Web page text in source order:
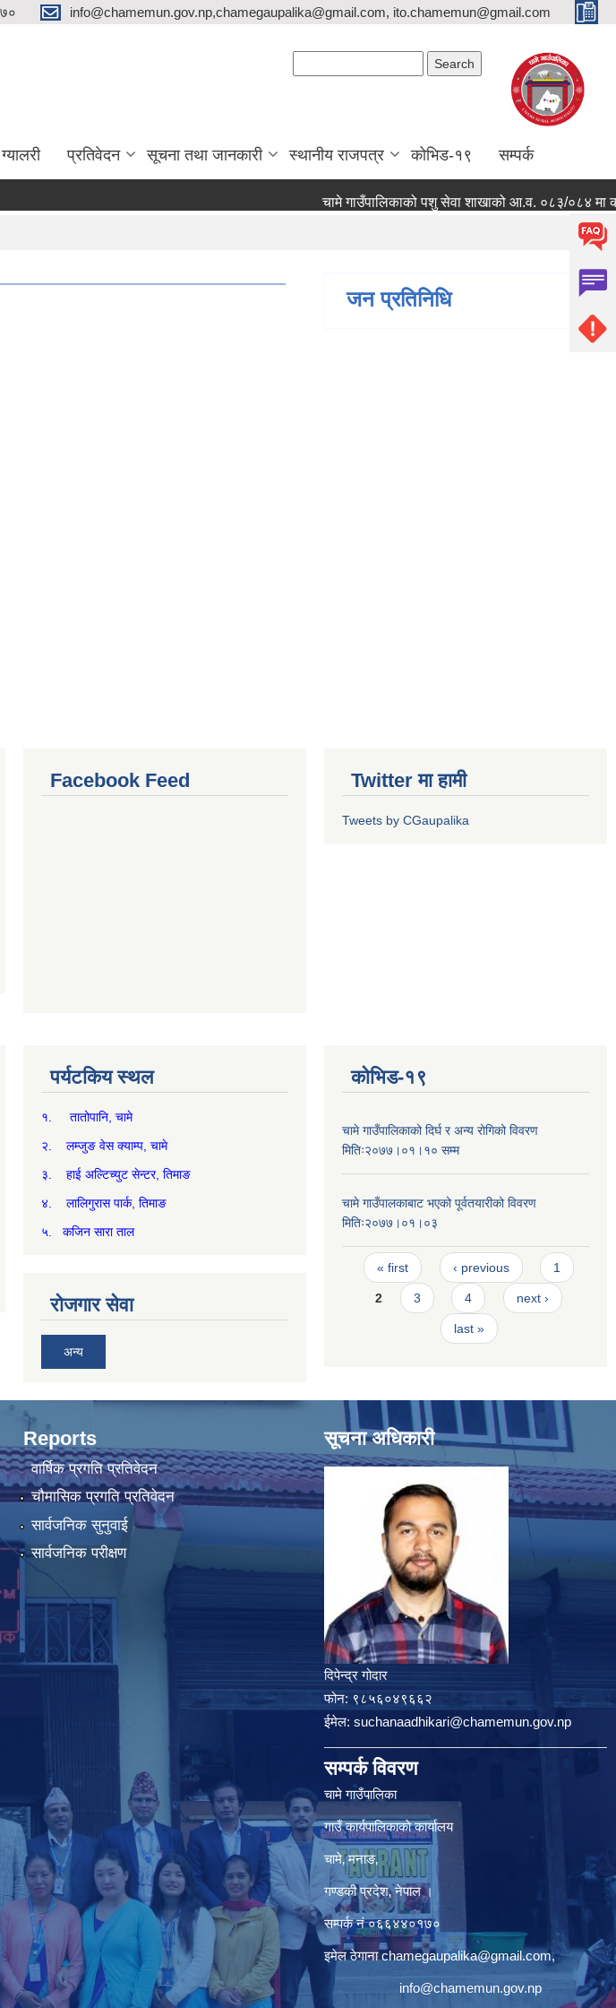
info@chamemun.gov.np,chamegaupalika@gmail.com, ito.chamemun@gmail.com
ग्यालरी प्रतिवेदन सूचना तथा जानकारी स्थानीय राजपत्र कोभिड-१९ सम्पर्क
चामे गाउँपालिकाको पशु सेवा शाखाको आ.व. ०८३/०८४ मा
जन प्रतिनिधि
Facebook Feed Twitter मा हामी
Tweets by CGaupalika
पर्यटकिय स्थल
१. तातोपानि, चामे
२. लम्जुङ वेस क्याम्प, चामे
३. हाई अल्टिच्युट सेन्टर, तिमाङ
४. लालिगुरास पार्क, तिमाङ
५. कजिन सारा ताल
रोजगार सेवा
अन्य
कोभिड-१९
चामे गाउँपालिकाको दिर्घ र अन्य रोगिको विवरण
मितिः२०७७।०१।१० सम्म
चामे गाउँपालकाबाट भएको पूर्वतयारीको विवरण
मितिः२०७७।०१।०३
Pages
« first ‹ previous 1
2 3 4 next ›
last »
Reports
वार्षिक प्रगति प्रतिवेदन
चौमासिक प्रगति प्रतिवेदन
सार्वजनिक सुनुवाई
सार्वजनिक परीक्षण
सूचना अधिकारी
दिपेन्द्र गोदार
फोन: ९८५६०४९६६२
ईमेल: suchanaadhikari@chamemun.gov.np
सम्पर्क विवरण
चामे गाउँपालिका
गाउँ कार्यपालिकाकाे कार्यालय
चामे‚ मनाङ‚
गण्डकी प्रदेश‚ नेपाल ।
सम्पर्क न‌ं‍ ०६६४४०१७०
इमेल ठेगानाchamegaupalika@gmail.com,
info@chamemun.gov.np